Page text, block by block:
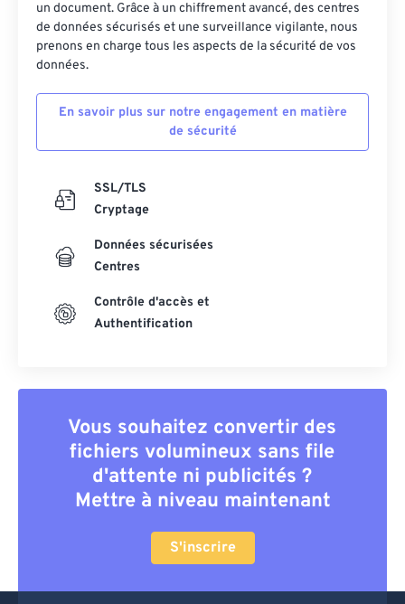
un document. Grâce à un chiffrement avancé, des centres
de données sécurisés et une surveillance vigilante, nous
prenons en charge tous les aspects de la sécurité de vos
données.
En savoir plus sur notre engagement en matière
de sécurité
SSL/TLS
Cryptage
Données sécurisées
Centres
Contrôle d'accès et
Authentification
Vous souhaitez convertir des
fichiers volumineux sans file
d'attente ni publicités ?
Mettre à niveau maintenant
S'inscrire